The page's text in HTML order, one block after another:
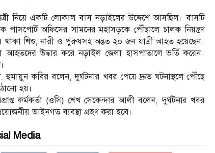
নিয়ে একটি লোকাল বাস নড়াইলের উদ্দেশে আসছিল। বাসটি
পাসপোর্ট অফিসের সামনের মহাসড়কে পৌঁছালে চালক নিয়ন্ত্রণ
থাকা শিশু, নারী ও পুরুষসহ অন্তত ২০ জন যাত্রী আহত হয়েছেন।
আহতদের উদ্ধার করে নড়াইল জেলা হাসপাতালে ভর্তি করেন।
কবির বলেন, দুর্ঘটনার খবর পেয়ে দ্রুত ঘটনাস্থলে পৌঁছে
হয়।
কর্মকর্তা (ওসি) শেখ সেকেন্দার আলী বলেন, দুর্ঘটনার খবর
আইনগত ব্যবস্থা গ্রহণ করা হবে।
Media